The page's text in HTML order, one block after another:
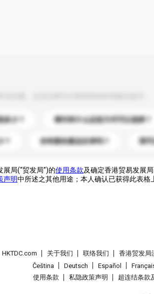
少？ 请问有什么运送方式可以选择？
你有新的產品目录吗？ 我
局(“贸发局”)的使用条款及确定香港贸易发展
声明中所述之其他用途；本人确认已获得此表格
HKTDC.com 关于我们 联络我们 香港贸发局
Čeština
Deutsch Español
使用条款
私隐政策声明 超连结条款